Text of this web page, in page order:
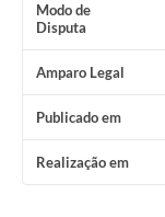
Carta de Serviços
Notícias
Turismo
Obras
Modo de
Disputa
Amparo Legal
Publicado em
Realização em